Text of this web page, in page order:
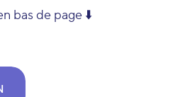
bas de page ⬇️